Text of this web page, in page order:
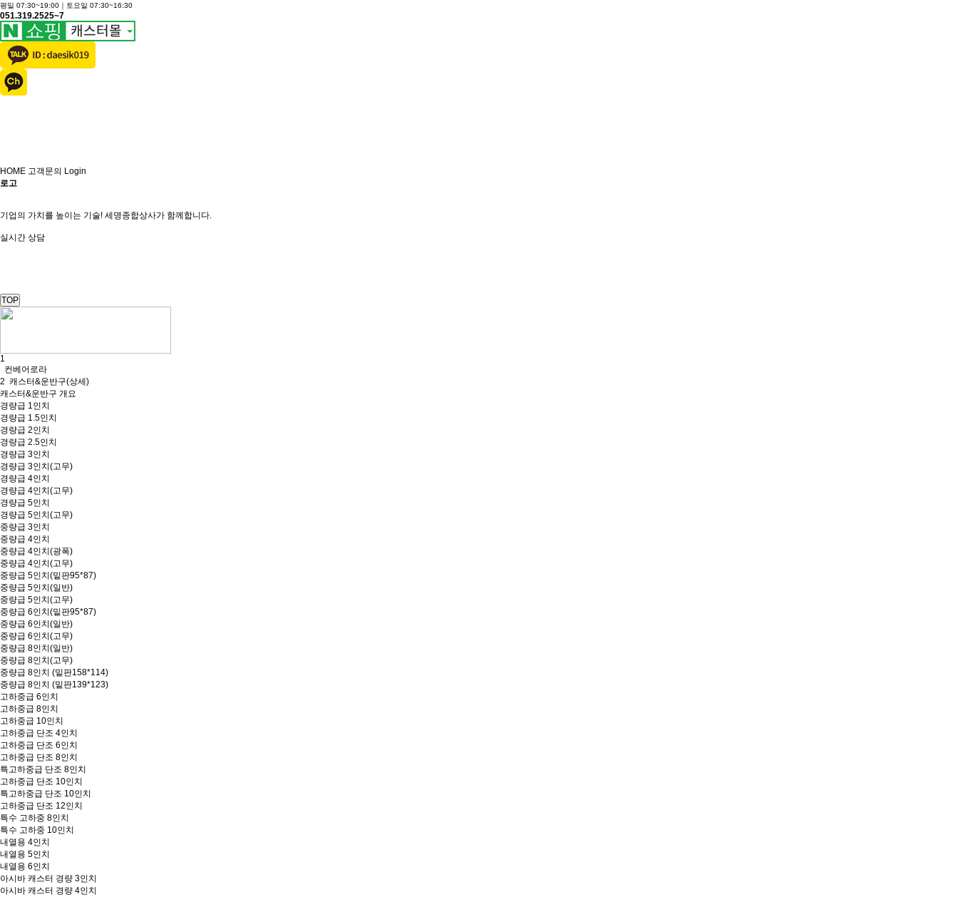
평일 07:30~19:00｜토요일 07:30~16:30
051.319.2525~7
HOME 고객문의 Login
로고
기업의 가치를 높이는 기술! 세명종합상사가 함께합니다.
실시간 상담
TOP
1
컨베어로라
2 캐스터&운반구(상세)
캐스터&운반구 개요
경량급 1인치
경량급 1.5인치
경량급 2인치
경량급 2.5인치
경량급 3인치
경량급 3인치(고무)
경량급 4인치
경량급 4인치(고무)
경량급 5인치
경량급 5인치(고무)
중량급 3인치
중량급 4인치
중량급 4인치(광폭)
중량급 4인치(고무)
중량급 5인치(밑판95*87)
중량급 5인치(일반)
중량급 5인치(고무)
중량급 6인치(밑판95*87)
중량급 6인치(일반)
중량급 6인치(고무)
중량급 8인치(일반)
중량급 8인치(고무)
중량급 8인치 (밑판158*114)
중량급 8인치 (밑판139*123)
고하중급 6인치
고하중급 8인치
고하중급 10인치
고하중급 단조 4인치
고하중급 단조 6인치
고하중급 단조 8인치
특고하중급 단조 8인치
고하중급 단조 10인치
특고하중급 단조 10인치
고하중급 단조 12인치
특수 고하중 8인치
특수 고하중 10인치
내열용 4인치
내열용 5인치
내열용 6인치
아시바 캐스터 경량 3인치
아시바 캐스터 경량 4인치